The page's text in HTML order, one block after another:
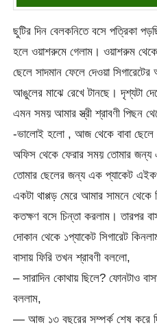
ছুটির দিন বেলকনিতে বসে পত্রিকা
হলে ওয়াশরুমে গেলাম। ওয়াশরুম থেকে
ছেলে সাদমান ফেলে দেওয়া
আঙুলের মাঝে রেখে টানছে। দৃশ্যটা
এমন সময় আমার স্ত্রী শ্রাবণী পিছন
-ভালোই হলো , আজ থেকে বাবা ছেলে
অফিস থেকে ফেরার সময় তোমার
তোমার ছেলের জন্য এক প্যাকেট
একটা থাপ্পড় মেরে আমার সামনে
কতক্ষণ বসে চিন্তা করলাম। তারপর
দোকান থেকে ১প্যাকেট সিগারেট
বাসায় ফিরি তখন শ্রাবণী বললো,
– সারাদিন কোথায় ছিলে? ফোনটাও
বললাম,
— আজ ১৩ বছরের সম্পর্ক শেষ করে